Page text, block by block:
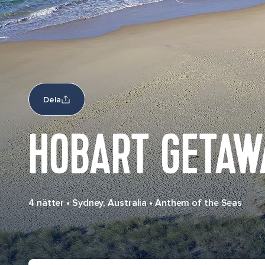
Dela
HOBART
4 nätter•Sydney, Australia•Anthem of the Seas